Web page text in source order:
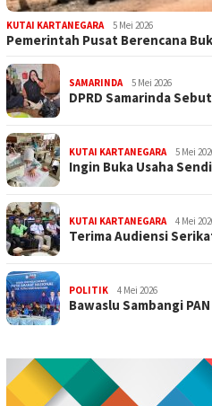
KUTAI KARTANEGARA 5 Mei 2026
Pemerintah Pusat Berencana
SAMARINDA 5 Mei 2026
DPRD Samarinda
KUTAI KARTANEGARA 5 Mei
Ingin Buka Usaha
KUTAI KARTANEGARA 4 Mei
Terima Audiensi
POLITIK 4 Mei 2026
Bawaslu Sambangi